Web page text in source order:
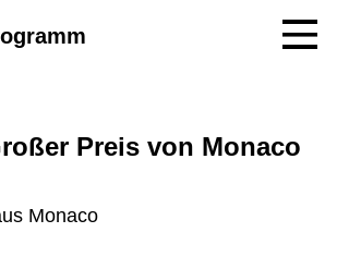
Preis von Monaco
Monaco